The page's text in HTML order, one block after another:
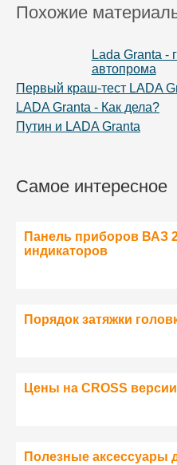
Похожие
Lada Granta -
автопрома
Первый краш-тест LADA
LADA Granta - Как дела?
Путин и LADA Granta
Самое интересное
Панель приборов ВАЗ
индикаторов
Порядок затяжки
Цены на CROSS
Полезные аксессуары